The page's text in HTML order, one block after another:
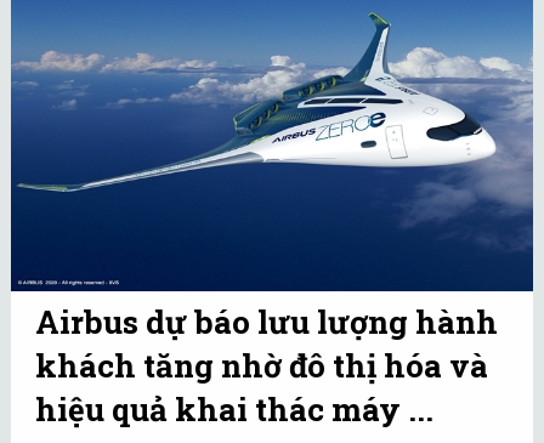
Airbus dự báo lưu lượng hành
khách tăng nhờ đô thị hóa và
hiệu quả khai thác máy ...